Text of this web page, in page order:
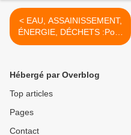
< EAU, ASSAINISSEMENT,
ÉNERGIE, DÉCHETS :Pour
la création d'un véritable
NOVEMBRE 2020 [Appel
Hébergé par Overblog
Top articles
Pages
Contact